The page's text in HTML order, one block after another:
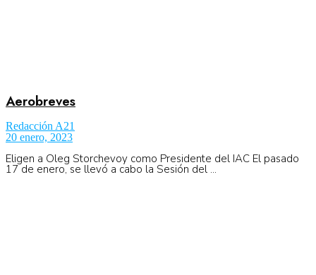
Aerobreves
Redacción A21
20 enero, 2023
Eligen a Oleg Storchevoy como Presidente del IAC El pasado
17 de enero, se llevó a cabo la Sesión del ...